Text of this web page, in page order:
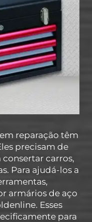
reparação têm
precisam de
carros,
Para ajudá-los a
armários de aço
Esses
para